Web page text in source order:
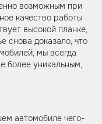
возможным при
качество работы
высокой планке,
снова доказало, что
мы всегда
более уникальным,
автомобиле чего-